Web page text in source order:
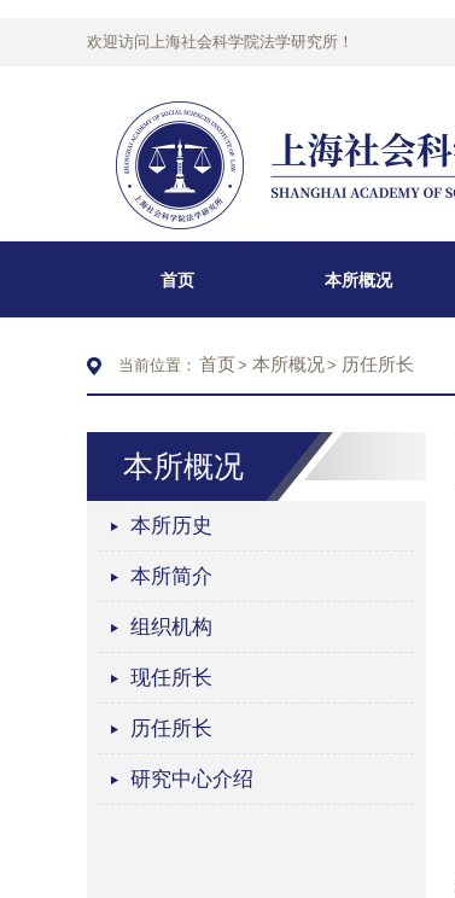
欢迎访问上海社会科学院法学研究所！
首页 本所概况
当前位置： 首页> 本所概况> 历任所长
本所概况
本所历史
本所简介
组织机构
现任所长
历任所长
研究中心介绍